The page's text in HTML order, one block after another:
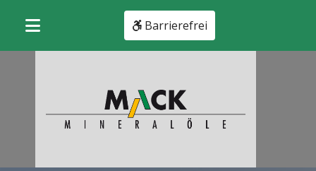
Barrierefrei